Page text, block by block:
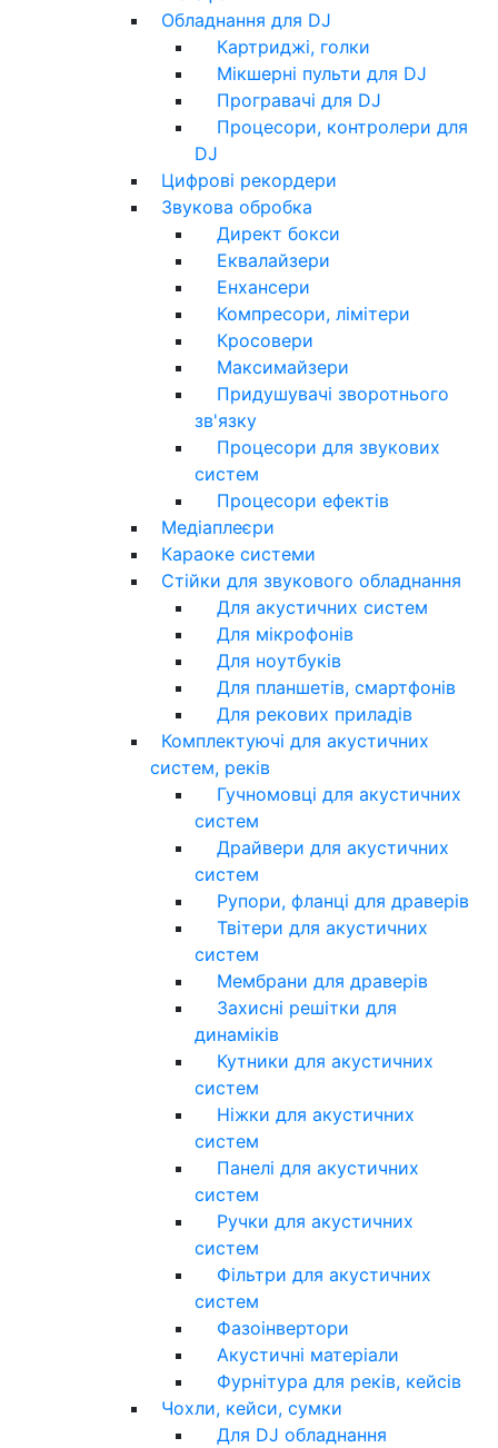
Обладнання для DJ
Картриджі, голки
Мікшерні пульти для DJ
Програвачі для DJ
Процесори, контролери для
DJ
Цифрові рекордери
Звукова обробка
Директ бокси
Еквалайзери
Енхансери
Компресори, лімітери
Кросовери
Максимайзери
Придушувачі зворотнього
зв'язку
Процесори для звукових
систем
Процесори ефектів
Медіаплеєри
Караоке системи
Стійки для звукового обладнання
Для акустичних систем
Для мікрофонів
Для ноутбуків
Для планшетів, смартфонів
Для рекових приладів
Комплектуючі для акустичних
систем, реків
Гучномовці для акустичних
систем
Драйвери для акустичних
систем
Рупори, фланці для драверів
Твітери для акустичних
систем
Мембрани для драверів
Захисні решітки для
динаміків
Кутники для акустичних
систем
Ніжки для акустичних
систем
Панелі для акустичних
систем
Ручки для акустичних
систем
Фільтри для акустичних
систем
Фазоінвертори
Акустичні матеріали
Фурнітура для реків, кейсів
Чохли, кейси, сумки
Для DJ обладнання